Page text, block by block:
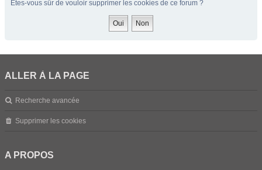
Êtes-vous sûr de vouloir supprimer les cookies de ce forum ?
ALLER À LA PAGE
Recherche avancée
Supprimer les cookies
A PROPOS